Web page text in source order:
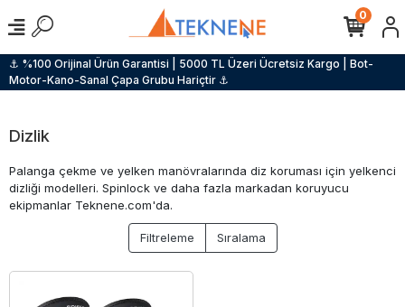
⚓ %100 Orijinal Ürün Garantisi | 5000 TL Üzeri Ücretsiz Kargo | Bot-
Motor-Kano-Sanal Çapa Grubu Hariçtir ⚓
0
Dizlik
Palanga çekme ve yelken manövralarında diz koruması için yelkenci
dizliği modelleri. Spinlock ve daha fazla markadan koruyucu
ekipmanlar Teknene.com'da.
Filtreleme Sıralama